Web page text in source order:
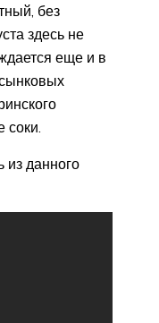
без
здесь не
еще и в
из данного